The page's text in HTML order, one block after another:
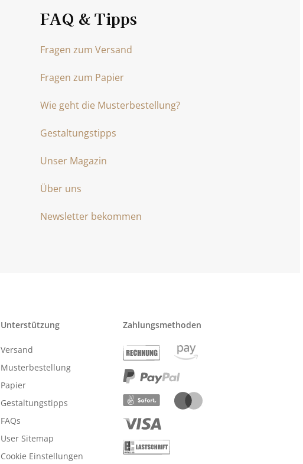
FAQ & Tipps
Fragen zum Versand
Fragen zum Papier
Wie geht die Musterbestellung?
Gestaltungstipps
Unser Magazin
Über uns
Newsletter bekommen
Unterstützung
Versand
Musterbestellung
Papier
Gestaltungstipps
FAQs
User Sitemap
Cookie Einstellungen
Zahlungsmethoden